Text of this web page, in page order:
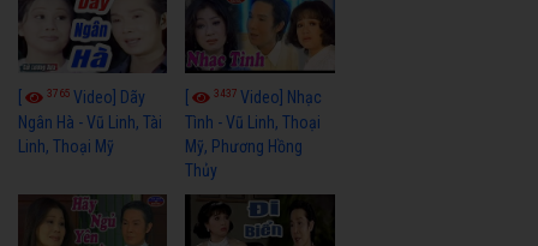
3765 Video] Dãy
Ngân Hà - Vũ Linh, Tài
Linh, Thoại Mỹ
3437Video] Nhạc
Tình - Vũ Linh, Thoại
Mỹ, Phương Hồng
Thủy